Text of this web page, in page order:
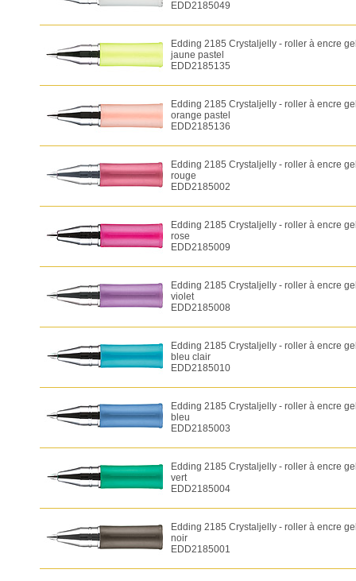
EDD2185049
Edding 2185 Crystaljelly - roller à encre
jaune pastel
EDD2185135
Edding 2185 Crystaljelly - roller à encre
orange pastel
EDD2185136
Edding 2185 Crystaljelly - roller à encre
rouge
EDD2185002
Edding 2185 Crystaljelly - roller à encre
rose
EDD2185009
Edding 2185 Crystaljelly - roller à encre
violet
EDD2185008
Edding 2185 Crystaljelly - roller à encre
bleu clair
EDD2185010
Edding 2185 Crystaljelly - roller à encre
bleu
EDD2185003
Edding 2185 Crystaljelly - roller à encre
vert
EDD2185004
Edding 2185 Crystaljelly - roller à encre
noir
EDD2185001